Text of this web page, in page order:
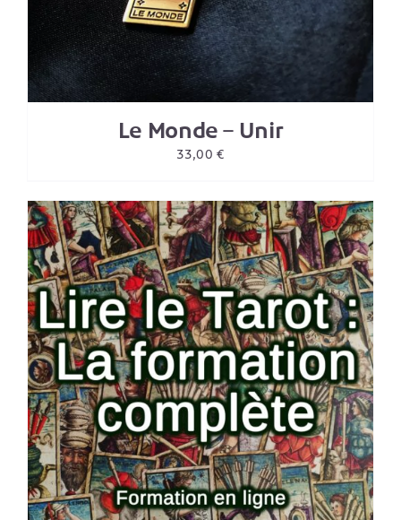
Le Monde – Unir
33,00€